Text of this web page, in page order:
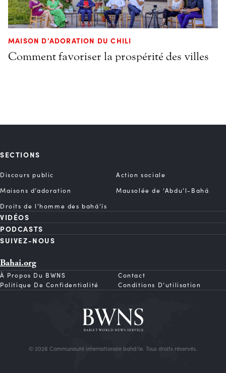
MAISON D’ADORATION DU CHILI
Comment favoriser la prospérité des villes
SECTIONS
Discours public
Action sociale
Maisons d’adoration
Mausolée de ‘Abdu’l-Bahá
Droits de l’homme des bahá’ís
VIDÉOS
PODCASTS
SUIVEZ-NOUS
Bahai.org
À Propos Du BWNS
Contact
Politique De Confidentialité
Conditions D’utilisation
© 2026 Communauté internationale bahá’íe. Tous droits réservés.